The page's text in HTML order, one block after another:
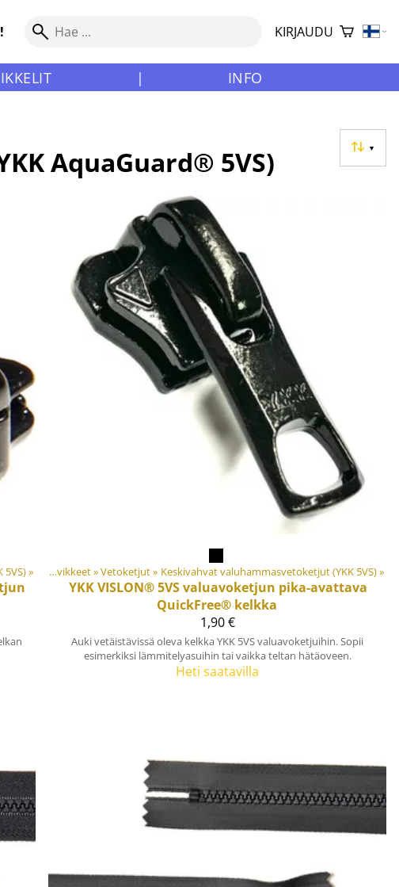
KIRJAUDU
| INFO
▼
AquaGuard® 5VS)
5VS)‪» Materiaalit ja tarvikkeet‪»Vetoketjut‪» Keskivahvat valuhammasvetoketjut (YKK 5VS)‪»
YKKVISLON® 5VS valuavoketjun pika-avattava
QuickFree® kelkka
1,90 €
Auki vetäistävissä oleva kelkka YKK 5VS valuavoketjuihin. Sopii
esimerkiksi lämmitelyasuihin tai vaikka teltan hätäoveen.
Heti saatavilla